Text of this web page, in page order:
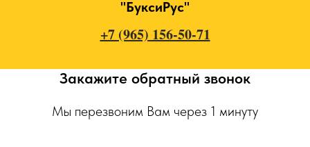
"БуксиРус"
+7 (965) 156-50-71
Закажите обратный звонок
Мы перезвоним Вам через 1 минуту